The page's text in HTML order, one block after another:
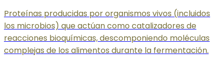
Proteínas producidas por organismos vivos (incluidos
los microbios) que actúan como catalizadores de
reacciones bioquímicas, descomponiendo moléculas
complejas de los alimentos durante la fermentación.